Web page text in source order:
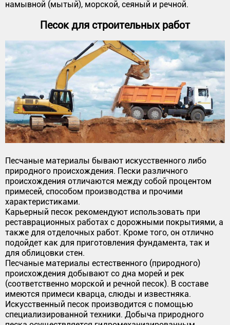
намывной (мытый), морской, сеяный и речной.
Песок для строительных работ
Песчаные материалы бывают искусственного либо
природного происхождения. Пески различного
происхождения отличаются между собой процентом
примесей, способом производства и прочими
характеристиками.
Карьерный песок рекомендуют использовать при
реставрационных работах с дорожными покрытиями, а
также для отделочных работ. Кроме того, он отлично
подойдет как для приготовления фундамента, так и
для облицовки стен.
Песчаные материалы естественного (природного)
происхождения добывают со дна морей и рек
(соответственно морской и речной песок). В составе
имеются примеси кварца, слюды и известняка.
Искусственный песок производится с помощью
специализированной техники. Добыча природного